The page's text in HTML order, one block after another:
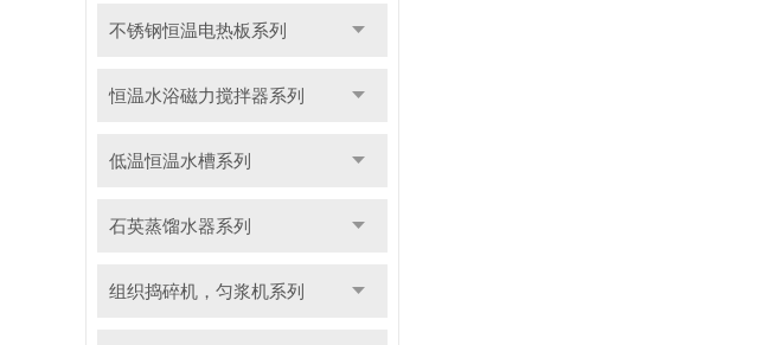
不锈钢恒温电热板系列
恒温水浴磁力搅拌器系列
低温恒温水槽系列
石英蒸馏水器系列
组织捣碎机，匀浆机系列